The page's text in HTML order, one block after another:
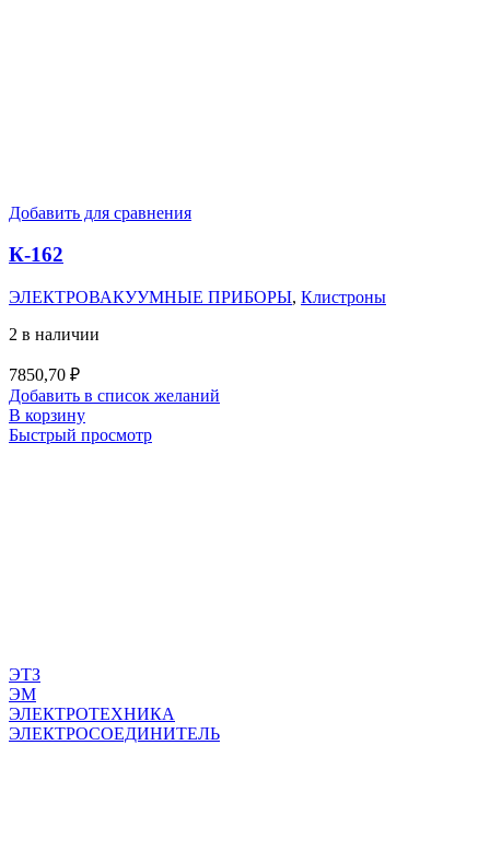
Добавить для сравнения
К-162
ЭЛЕКТРОВАКУУМНЫЕ ПРИБОРЫ, Клистроны
2 в наличии
7850,70 ₽
Добавить в список желаний
В корзину
Быстрый просмотр
ЭТЗ
ЭМ
ЭЛЕКТРОТЕХНИКА
ЭЛЕКТРОСОЕДИНИТЕЛЬ